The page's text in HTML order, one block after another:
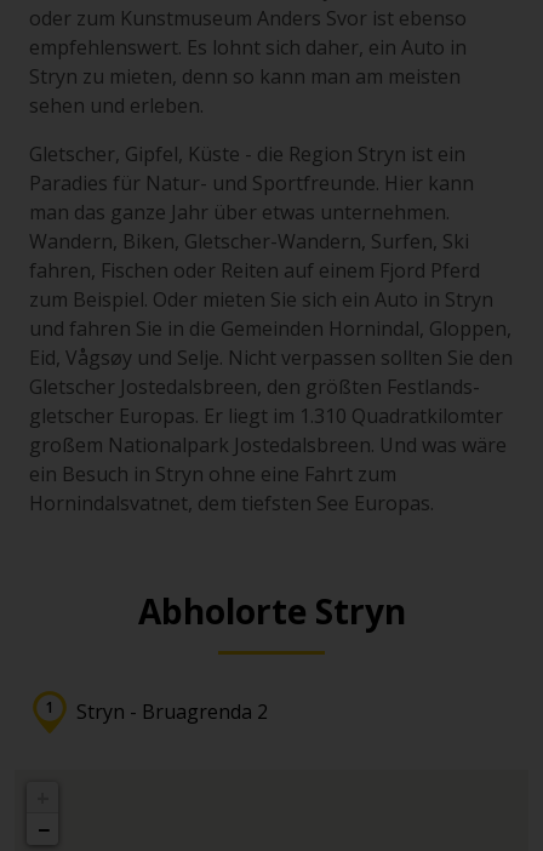
oder zum Kunstmuseum Anders Svor ist ebenso
empfehlenswert. Es lohnt sich daher, ein Auto in
Stryn zu mieten, denn so kann man am meisten
sehen und erleben.
Gletscher, Gipfel, Küste - die Region Stryn ist ein
Paradies für Natur- und Sportfreunde. Hier kann
man das ganze Jahr über etwas unternehmen.
Wandern, Biken, Gletscher-Wandern, Surfen, Ski
fahren, Fischen oder Reiten auf einem Fjord Pferd
zum Beispiel. Oder mieten Sie sich ein Auto in Stryn
und fahren Sie in die Gemeinden Hornindal, Gloppen,
Eid, Vågsøy und Selje. Nicht verpassen sollten Sie den
Gletscher Jostedalsbreen, den größten Festlands-
gletscher Europas. Er liegt im 1.310 Quadratkilomter
großem Nationalpark Jostedalsbreen. Und was wäre
ein Besuch in Stryn ohne eine Fahrt zum
Hornindalsvatnet, dem tiefsten See Europas.
Abholorte Stryn
Stryn - Bruagrenda 2
−